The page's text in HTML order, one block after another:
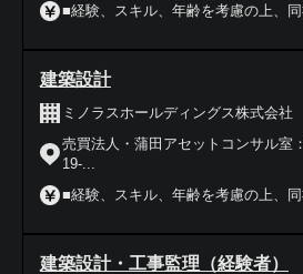
■経験、スキル、年齢を考慮の上、
建築設計
ミノラスホールディングス株式会社
売買法人・蒲田アセットコンサル室
19-...
■経験、スキル、年齢を考慮の上、
建築設計・工事監理（経験者）